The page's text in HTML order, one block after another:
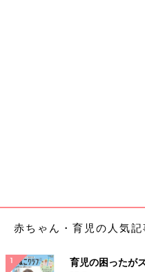
赤ちゃん・育児の人気
育児の困ったが